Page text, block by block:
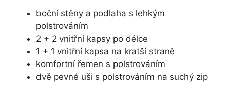
boční stěny a podlaha s lehkým
polstrováním
2 + 2 vnitřní kapsy po délce
1 + 1 vnitřní kapsa na kratší straně
komfortní řemen s polstrováním
dvě pevné uši s polstrováním na suchý zip